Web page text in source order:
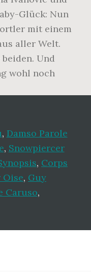
Glück: Nun
mit einem
aller Welt.
Und
wohl noch
, Damso Parole
, Snowpiercer
, Corps
Oise, Guy
Caruso,